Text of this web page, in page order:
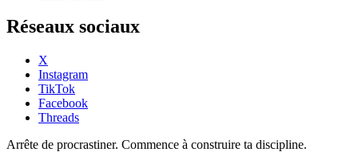
Réseaux sociaux
X
Instagram
TikTok
Facebook
Threads
Arrête de procrastiner. Commence à construire ta discipline.